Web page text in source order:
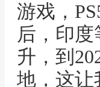
游戏，
后，印
升，到
地，这让